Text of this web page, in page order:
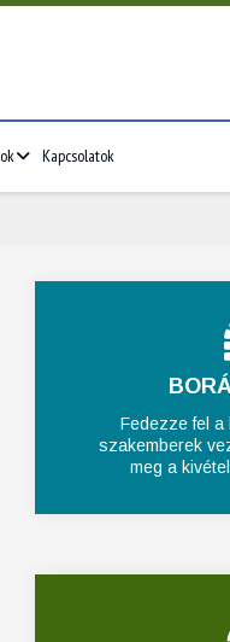
Kapcsolatok
Fedezze fel a
szakemberek
meg a